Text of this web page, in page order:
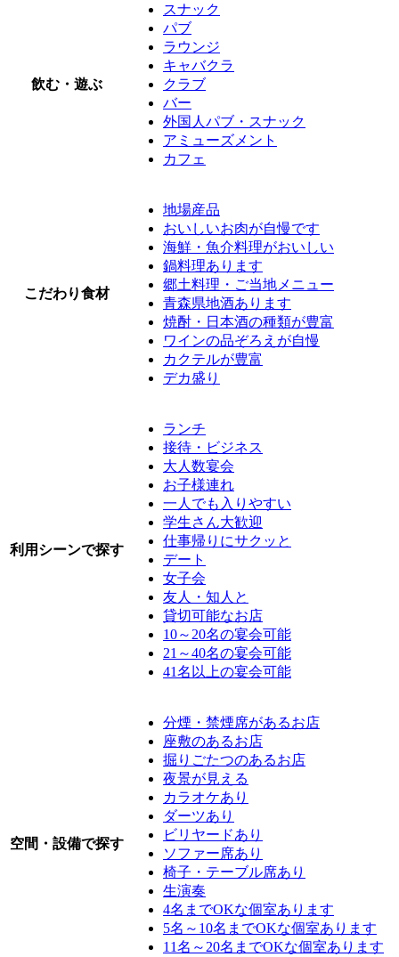
飲む・遊ぶ
スナック
パブ
ラウンジ
キャバクラ
クラブ
バー
外国人パブ・スナック
アミューズメント
カフェ
こだわり食材
地場産品
おいしいお肉が自慢です
海鮮・魚介料理がおいしい
鍋料理あります
郷土料理・ご当地メニュー
青森県地酒あります
焼酎・日本酒の種類が豊富
ワインの品ぞろえが自慢
カクテルが豊富
デカ盛り
利用シーンで探す
ランチ
接待・ビジネス
大人数宴会
お子様連れ
一人でも入りやすい
学生さん大歓迎
仕事帰りにサクッと
デート
女子会
友人・知人と
貸切可能なお店
10～20名の宴会可能
21～40名の宴会可能
41名以上の宴会可能
空間・設備で探す
分煙・禁煙席があるお店
座敷のあるお店
掘りごたつのあるお店
夜景が見える
カラオケあり
ダーツあり
ビリヤードあり
ソファー席あり
椅子・テーブル席あり
生演奏
4名までOKな個室あります
5名～10名までOKな個室あります
11名～20名までOKな個室あります